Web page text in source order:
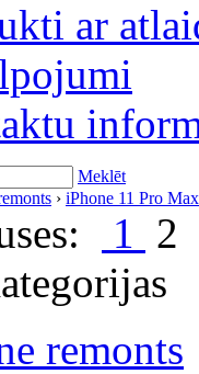
ar
Meklēt
› iPhone 11 Pro
1 2
remonts